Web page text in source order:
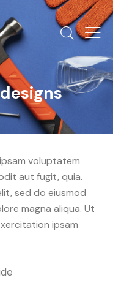
voluptatem
aut fugit, quia.
sed do eiusmod
magna aliqua. Ut
ipsam